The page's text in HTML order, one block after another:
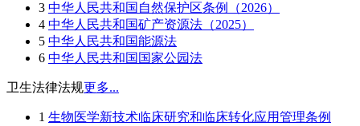
3 中华人民共和国自然保护区条例（2026）
4 中华人民共和国矿产资源法（2025）
5 中华人民共和国能源法
6 中华人民共和国国家公园法
卫生法律法规更多...
1 生物医学新技术临床研究和临床转化应用管理条例